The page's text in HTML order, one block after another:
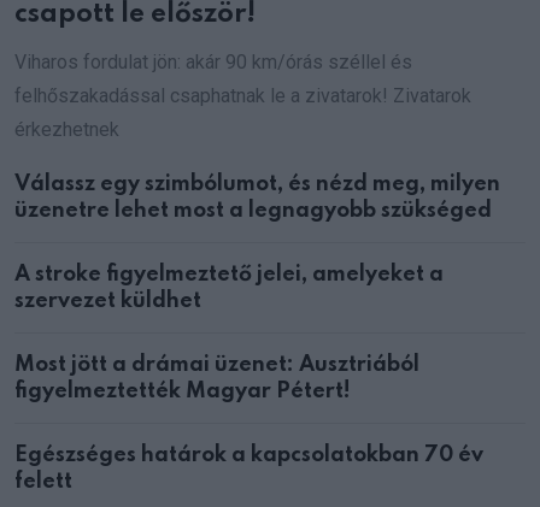
csapott le először!
Viharos fordulat jön: akár 90 km/órás széllel és
felhőszakadással csaphatnak le a zivatarok! Zivatarok
érkezhetnek
Válassz egy szimbólumot, és nézd meg, milyen
üzenetre lehet most a legnagyobb szükséged
A stroke figyelmeztető jelei, amelyeket a
szervezet küldhet
Most jött a drámai üzenet: Ausztriából
figyelmeztették Magyar Pétert!
Egészséges határok a kapcsolatokban 70 év
felett